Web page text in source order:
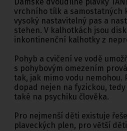
vrchního tílk a samostatných
vysoký nastavitelný pas a
stehen. V kalhotkách jsou
inkontinenční kalhotky z
Pohyb a cvičení ve vodě
s pohybovým omezením
tak, jak mimo vodu nemohou.
dopad nejen na fyzickou,
také na psychiku člověka.
Pro nejmenší děti existuje
plaveckých plen, pro větší